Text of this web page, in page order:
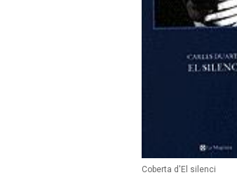
Coberta d'El silenci